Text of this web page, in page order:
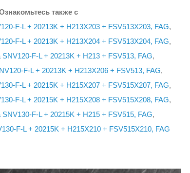
также с
F-L + 20213K + H213X203 + FSV513X203, FAG,
F-L + 20213K + H213X204 + FSV513X204, FAG,
F-L + 20213K + H213 + FSV513, FAG,
F-L + 20213K + H213X206 + FSV513, FAG,
F-L + 20215K + H215X207 + FSV515X207, FAG,
F-L + 20215K + H215X208 + FSV515X208, FAG,
F-L + 20215K + H215 + FSV515, FAG,
F-L + 20215K + H215X210 + FSV515X210, FAG